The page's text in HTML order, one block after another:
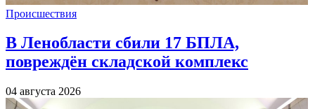
Происшествия
В Ленобласти сбили 17 БПЛА,
повреждён складской комплекс
04 августа 2026